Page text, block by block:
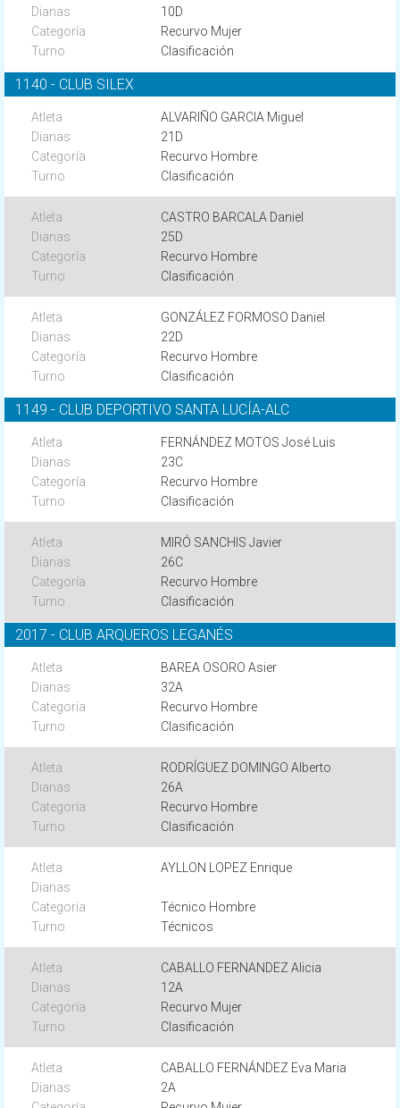
10D
Recurvo Mujer
Clasificación
1140 - CLUB SILEX
ALVARIÑO GARCIA Miguel
21D
Recurvo Hombre
Clasificación
CASTRO BARCALA Daniel
25D
Recurvo Hombre
Clasificación
GONZÁLEZ FORMOSO Daniel
22D
Recurvo Hombre
Clasificación
1149 - CLUB DEPORTIVO SANTA LUCÍA-ALC
FERNÁNDEZ MOTOS José Luis
23C
Recurvo Hombre
Clasificación
MIRÓ SANCHIS Javier
26C
Recurvo Hombre
Clasificación
2017 - CLUB ARQUEROS LEGANÉS
BAREA OSORO Asier
32A
Recurvo Hombre
Clasificación
RODRÍGUEZ DOMINGO Alberto
26A
Recurvo Hombre
Clasificación
AYLLON LOPEZ Enrique
Técnico Hombre
Técnicos
CABALLO FERNANDEZ Alicia
12A
Recurvo Mujer
Clasificación
CABALLO FERNÁNDEZ Eva Maria
2A